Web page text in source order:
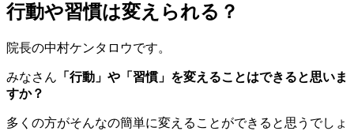
行動や習慣は変えられる？
院長の中村ケンタロウです。
みなさん 「行動」や「習慣」を変えることはできると思いま
すか？
多くの方がそんなの簡単に変えることができると思うでしょ